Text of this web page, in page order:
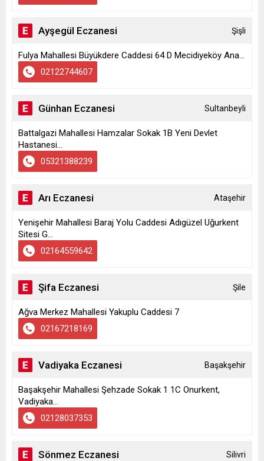
Ayşegül Eczanesi Şişli
Fulya Mahallesi Büyükdere Caddesi 64 D Mecidiyeköy Ana...
02122744607
Günhan Eczanesi Sultanbeyli
Battalgazi Mahallesi Hamzalar Sokak 1B Yeni Devlet
Hastanesi...
05321388239
Arı Eczanesi Ataşehir
Yenişehir Mahallesi Baraj Yolu Caddesi Adıgüzel Uğurkent
Sitesi G...
02164559642
Şifa Eczanesi Şile
Ağva Merkez Mahallesi Yakuplu Caddesi 7
02167218169
Vadiyaka Eczanesi Başakşehir
Başakşehir Mahallesi Şehzade Sokak 1 1C Onurkent,
Vadiyaka...
02128037353
Sönmez Eczanesi Silivri